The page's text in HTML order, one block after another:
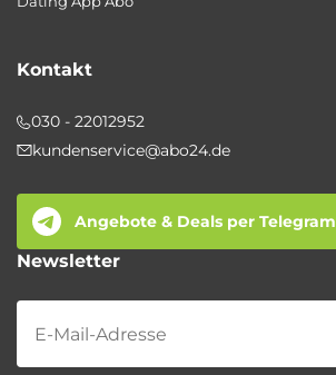
Kontakt
030 - 22012952
kundenservice@abo24.de
Angebote & Deals per Telegram
Newsletter
Newsletter